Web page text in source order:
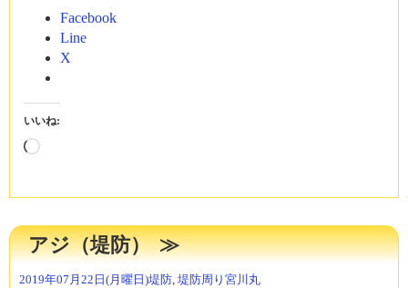
Facebook
Line
X
いいね:
読
中…
アジ（堤防）
2019年07月22日(月曜日)堤防, 堤防周り 宮川丸